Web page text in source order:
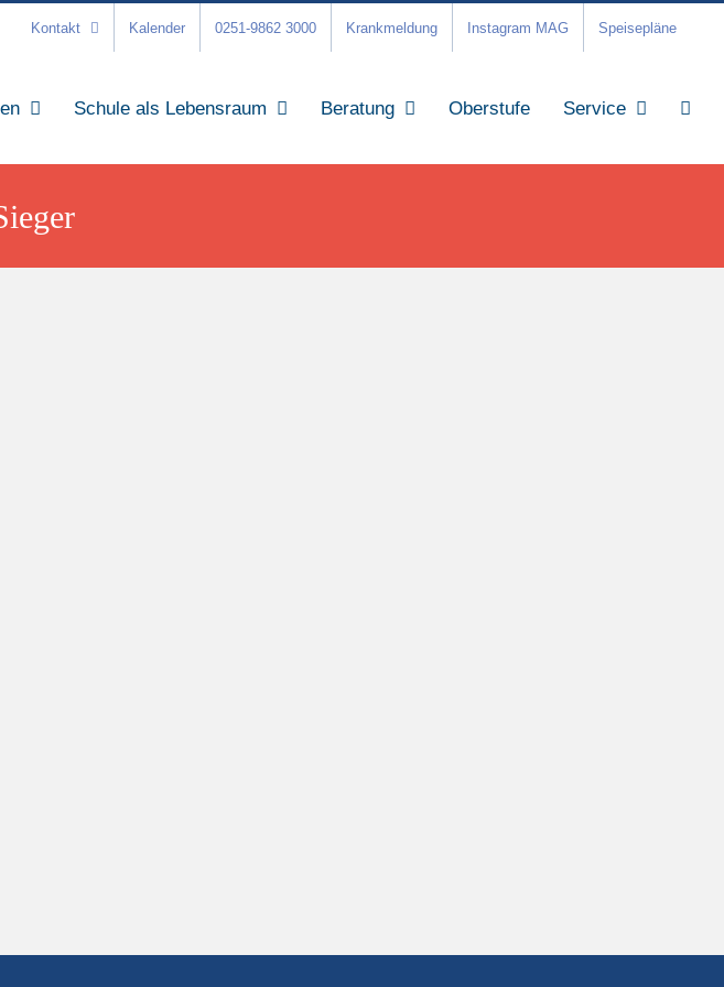
Kontakt Kalender 0251-9862 3000 Krankmeldung Instagram MAG Speisepläne
Schule als Lebensraum Beratung Oberstufe Service